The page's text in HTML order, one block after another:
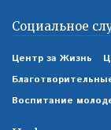
Социальное
Центр за Жизнь
Воспитание